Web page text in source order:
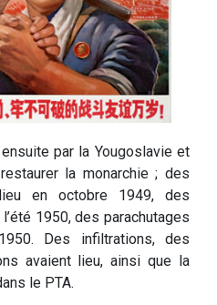
par la Yougoslavie et
la monarchie ; des
en octobre 1949, des
1950, des parachutages
Des infiltrations, des
avaient lieu, ainsi que la
le PTA.